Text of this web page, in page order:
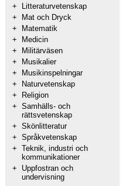
+
Litteraturvetenskap
+
Mat och Dryck
+
Matematik
+
Medicin
+
Militärväsen
+
Musikalier
+
Musikinspelningar
+
Naturvetenskap
+
Religion
+ Samhälls- och
rättsvetenskap
+ Skönlitteratur
+ Språkvetenskap
+ Teknik, industri och
kommunikationer
+
Uppfostran och
undervisning